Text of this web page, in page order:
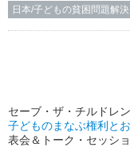
日本/子どもの貧困問題解決
セーブ・ザ・チルドレ
子どものまなぶ権利と
表会＆トーク・セッシ